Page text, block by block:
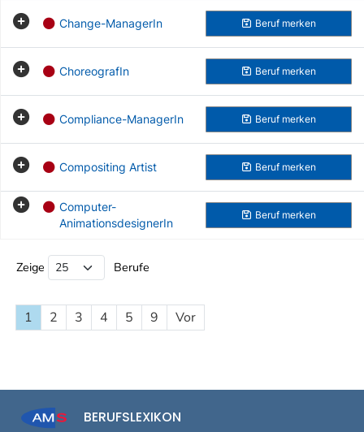
Change-ManagerIn Beruf merken
ChoreografIn Beruf merken
Compliance-ManagerIn Beruf merken
Compositing Artist Beruf merken
Computer-
AnimationsdesignerIn
Beruf merken
Zeige Berufe
1 2 3 4 5 9 Vor
BERUFSLEXIKON